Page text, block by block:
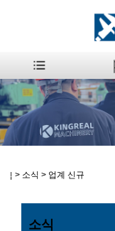
집 > 소식 > 업계 신규
소식